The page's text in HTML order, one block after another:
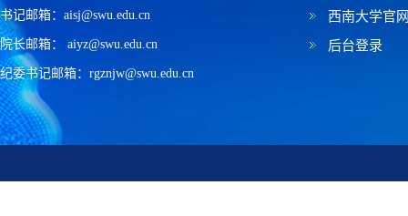
书记邮箱：aisj@swu.edu.cn
院长邮箱： aiyz@swu.edu.cn
纪委书记邮箱：rgznjw@swu.edu.cn
西南大学官
后台登录